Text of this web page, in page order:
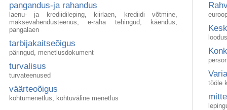
pangandus-ja rahandus
laenu- ja krediidileping, kiirlaen, krediidi võtmine,
maksevahendusteenus,e-raha tehingud, käendus,
pangalaen
tarbijakaitseõigus
päringud, menetlusdokument
turvalisus
turvateenused
väärteoõigus
kohtumenetlus, kohtuväline menetlus
Varia
tööle